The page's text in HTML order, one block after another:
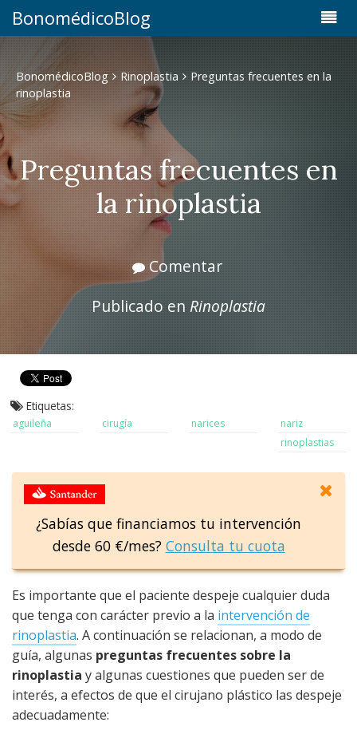
BonomédicoBlog
BonomédicoBlog Rinoplastia
Preguntas frecuentes en la
rinoplastia
Preguntas frecuentes en
la rinoplastia
Comentar
Publicado en Rinoplastia
Etiquetas:
aguileña cirugía narices
nariz
rinoplastias
¿Sabías que financiamos tu intervención
desde 60 €/mes? Consulta tu cuota
Es importante que el paciente despeje cualquier duda
que tenga con carácter previo a la intervención de
rinoplastia. A continuación se relacionan, a modo de
guía, algunas preguntas frecuentes sobre la
rinoplastia y algunas cuestiones que pueden ser de
interés, a efectos de que el cirujano plástico las despeje
adecuadamente: